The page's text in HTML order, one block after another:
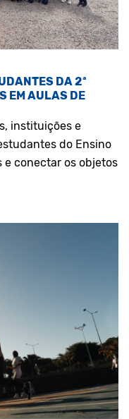
DA 2ª
EM AULAS DE
instituições e
do Ensino
e conectar os objetos